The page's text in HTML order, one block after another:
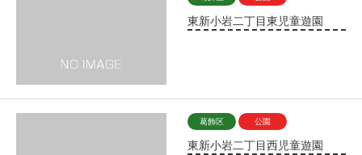
東新小岩二丁目東児童遊園
葛飾区 公園
東新小岩二丁目西児童遊園